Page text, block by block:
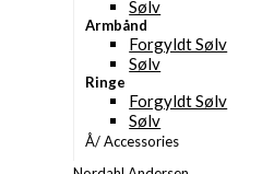
Sølv
Armbånd
Forgyldt Sølv
Sølv
Ringe
Forgyldt Sølv
Sølv
Å/ Accessories